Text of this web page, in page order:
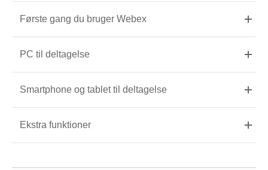
Første gang du bruger Webex
PC til deltagelse
Smartphone og tablet til deltagelse
Ekstra funktioner